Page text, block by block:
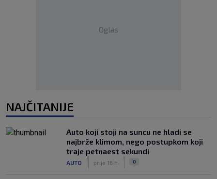
Oglas
NAJČITANIJE
Auto koji stoji na suncu ne hladi se
najbrže klimom, nego postupkom koji
traje petnaest sekundi
AUTO prije 16 h 0